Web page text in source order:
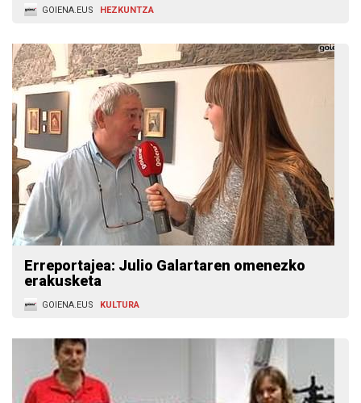
GOIENA.EUS HEZKUNTZA
Erreportajea: Julio Galartaren omenezko
erakusketa
GOIENA.EUS KULTURA